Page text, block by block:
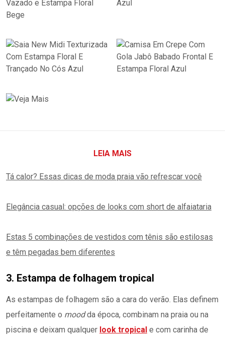
LEIA MAIS
Tá calor? Essas dicas de moda praia vão refrescar você
Elegância casual: opções de looks com short de alfaiataria
Estas 5 combinações de vestidos com tênis são estilosas
e têm pegadas bem diferentes
3. Estampa de folhagem tropical
As estampas de folhagem são a cara do verão. Elas definem
perfeitamente o moodda época, combinam na praia ou na
piscina e deixam qualquer look tropical e com carinha de